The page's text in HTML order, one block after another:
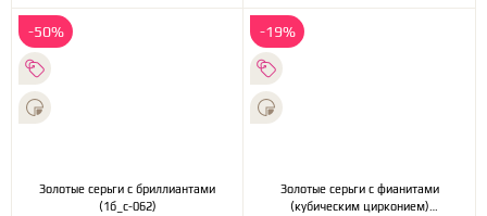
-50%
Золотые серьги с бриллиантами
(1б_с-062)
-19%
Золотые серьги с фианитами
(кубическим цирконием)